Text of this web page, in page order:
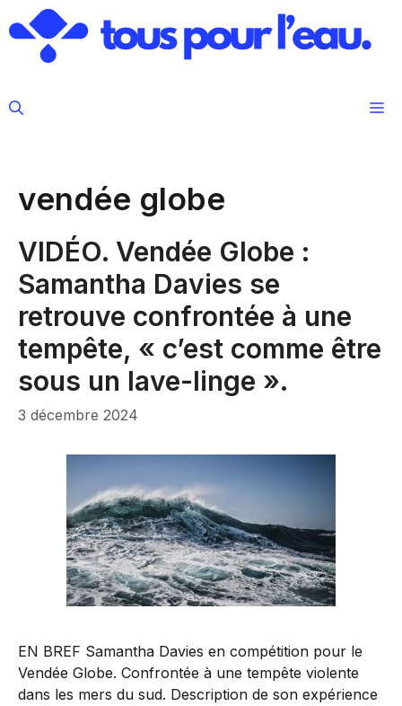
au
contenu
vendée globe
VIDÉO. Vendée Globe :
Samantha Davies se
retrouve confrontée à une
tempête, « c’est comme être
sous un lave-linge ».
3 décembre 2024
EN BREF Samantha Davies en compétition pour le
Vendée Globe. Confrontée à une tempête violente
dans les mers du sud. Description de son expérience